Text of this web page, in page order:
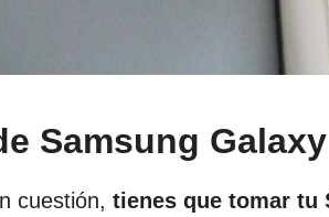
Samsung
cuestión, tienes que tomar tu